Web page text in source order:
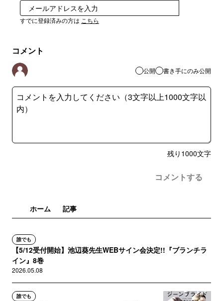
すでに登録済みの方は こちら
コメント
公開 書き手にのみ公開
残り 1000文字
コメントする
ホーム 記事
誰でも
【5/12受付開始】池辺葵先生WEBサイン会決定!!『ブランチラ
イン』8巻
2026.05.08
誰でも